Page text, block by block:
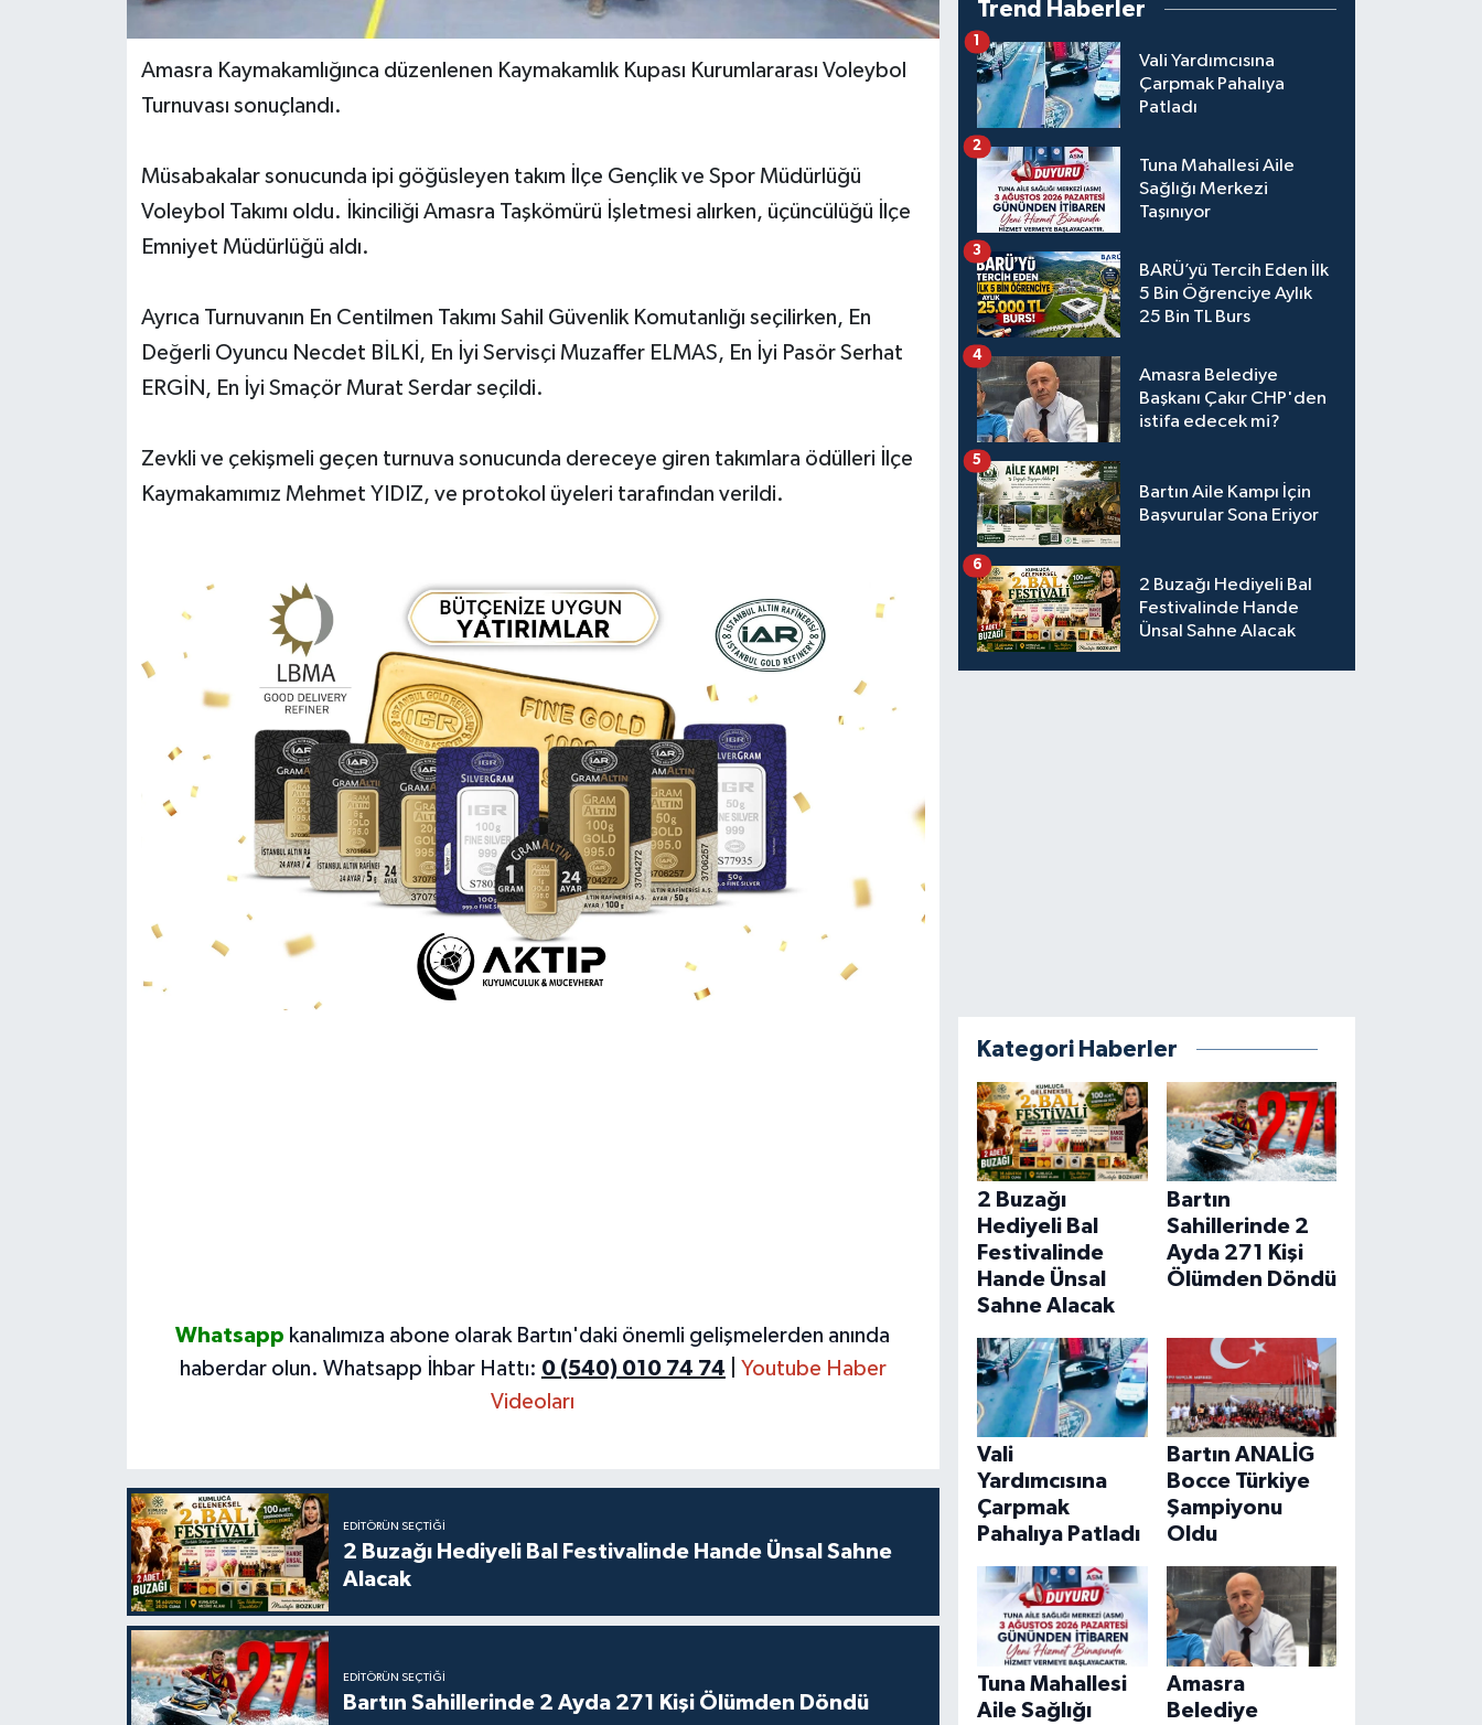
Amasra Kaymakamlığınca düzenlenen Kaymakamlık Kupası Kurumlararası Voleybol
Turnuvası sonuçlandı.
Müsabakalar sonucunda ipi göğüsleyen takım İlçe Gençlik ve Spor Müdürlüğü
Voleybol Takımı oldu. İkinciliği Amasra Taşkömürü İşletmesi alırken, üçüncülüğü İlçe
Emniyet Müdürlüğü aldı.
Ayrıca Turnuvanın En Centilmen Takımı Sahil Güvenlik Komutanlığı seçilirken, En
Değerli Oyuncu Necdet BİLKİ, En İyi Servisçi Muzaffer ELMAS, En İyi Pasör Serhat
ERGİN, En İyi Smaçör Murat Serdar seçildi.
Zevkli ve çekişmeli geçen turnuva sonucunda dereceye giren takımlara ödülleri İlçe
Kaymakamımız Mehmet YIDIZ, ve protokol üyeleri tarafından verildi.
Whatsapp kanalımıza abone olarak Bartın'daki önemli gelişmelerden anında
haberdar olun. Whatsapp İhbar Hattı: 0 (540) 010 74 74
Youtube Haber
Videoları
EDITÖRÜN SEÇTIĞI
2 Buzağı Hediyeli Bal Festivalinde Hande Ünsal Sahne
Alacak
EDITÖRÜN SEÇTIĞI
Bartın Sahillerinde 2 Ayda 271 Kişi Ölümden Döndü
Trend Haberler
Vali Yardımcısına
Çarpmak Pahalıya
Patladı
1
Tuna Mahallesi Aile
Sağlığı Merkezi
Taşınıyor
2
BARÜ’yü Tercih Eden İlk
5 Bin Öğrenciye Aylık
25 Bin TL Burs
3
Amasra Belediye
Başkanı Çakır CHP'den
istifa edecek mi?
4
Bartın Aile Kampı İçin
Başvurular Sona Eriyor
5
2 Buzağı Hediyeli Bal
Festivalinde Hande
Ünsal Sahne Alacak
6
Kategori Haberler
2 Buzağı
Hediyeli Bal
Festivalinde
Hande Ünsal
Sahne Alacak
Bartın
Sahillerinde 2
Ayda 271 Kişi
Ölümden Döndü
Vali
Yardımcısına
Çarpmak
Pahalıya Patladı
Bartın ANALİG
Bocce Türkiye
Şampiyonu
Oldu
Tuna Mahallesi
Aile Sağlığı
Amasra
Belediye